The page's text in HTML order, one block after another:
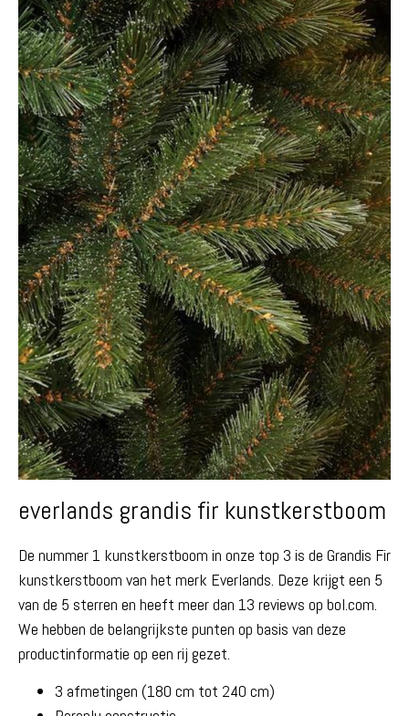
everlands grandis fir kunstkerstboom
De nummer 1 kunstkerstboom in onze top 3 is de Grandis Fir
kunstkerstboom van het merk Everlands. Deze krijgt een 5
van de 5 sterren en heeft meer dan 13 reviews op bol.com.
We hebben de belangrijkste punten op basis van deze
productinformatie op een rij gezet.
3 afmetingen (180 cm tot 240 cm)